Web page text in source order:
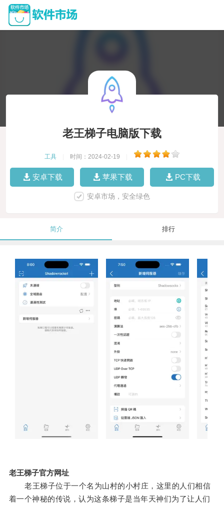
老王梯子电脑版下载
工具 时间：2024-02-19
安卓下载 苹果下载 PC下载
安卓市场，安全绿色
简介 排行
老王梯子官方网址
老王梯子位于一个名为山村的小村庄，这里的人们相信
着一个神秘的传说，认为这条梯子是当年天神们为了让人们